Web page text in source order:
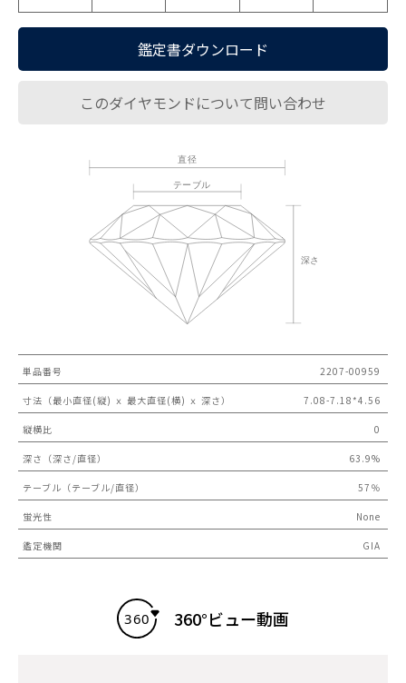
鑑定書ダウンロード
このダイヤモンドについて問い合わせ
単品番号 2207-00959
寸法（最小直径(縦) ｘ 最大直径(横) ｘ 深さ） 7.08-7.18*4.56
縦横比 0
深さ（深さ/直径） 63.9%
テーブル（テーブル/直径） 57％
蛍光性 None
鑑定機関 GIA
360°ビュー動画